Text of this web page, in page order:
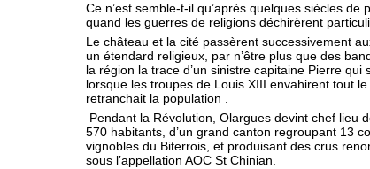
Ce n’est semble-t-il qu’après quelques siècles
quand les guerres de religions déchirèrent
Le château et la cité passèrent successivement
un étendard religieux, par n’être plus que des
la région la trace d’un sinistre capitaine Pierre
lorsque les troupes de Louis XIII envahirent tout
retranchait la population .
Pendant la Révolution, Olargues devint chef lieu
570 habitants, d’un grand canton regroupant 13
vignobles du Biterrois, et produisant des crus
sous l’appellation AOC St Chinian.